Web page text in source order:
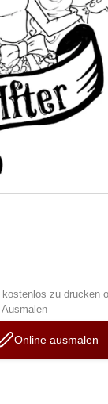
zu drucken
Online ausmalen